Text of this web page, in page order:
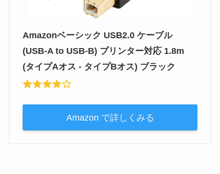
Amazonベーシック USB2.0 ケーブル
(USB-A to USB-B) プリンター対応 1.8m
(タイプAオス - タイプBオス) ブラック
Amazon で詳しくみる